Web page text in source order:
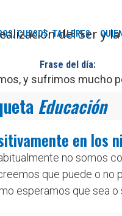
CURSOS, TALLERES
Frase del día:
y sufrimos mucho
Educación
en los
no somos
que puede o no
esperamos que sea o